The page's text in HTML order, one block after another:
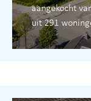
aangekocht
uit 291